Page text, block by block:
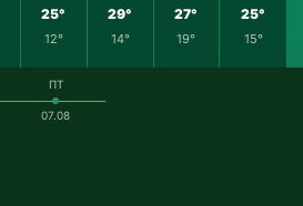
25°
12°
29°
14°
27°
19°
25°
15°
ПТ
07.08